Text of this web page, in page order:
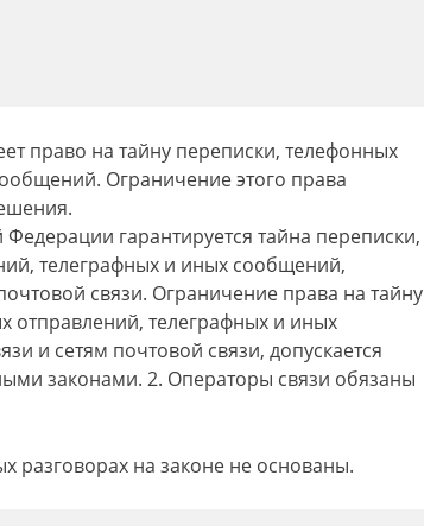
право на тайну переписки, телефонных
Ограничение этого права
гарантируется тайна переписки,
телеграфных и иных сообщений,
связи. Ограничение права на тайну
отправлений, телеграфных и иных
и сетям почтовой связи, допускается
законами. 2. Операторы связи обязаны
разговорах на законе не основаны.